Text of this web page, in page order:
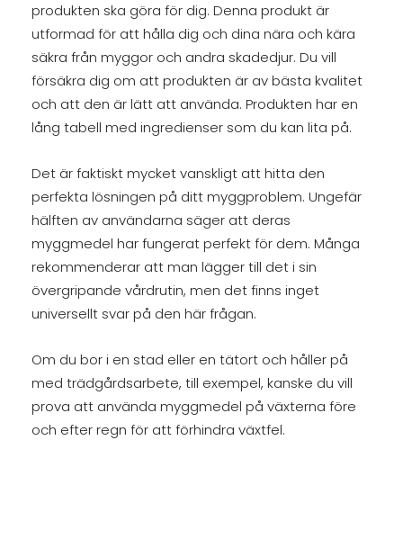
produkten ska göra för dig. Denna produkt är
utformad för att hålla dig och dina nära och kära
säkra från myggor och andra skadedjur. Du vill
försäkra dig om att produkten är av bästa kvalitet
och att den är lätt att använda. Produkten har en
lång tabell med ingredienser som du kan lita på.
Det är faktiskt mycket vanskligt att hitta den
perfekta lösningen på ditt myggproblem. Ungefär
hälften av användarna säger att deras
myggmedel har fungerat perfekt för dem. Många
rekommenderar att man lägger till det i sin
övergripande vårdrutin, men det finns inget
universellt svar på den här frågan.
Om du bor i en stad eller en tätort och håller på
med trädgårdsarbete, till exempel, kanske du vill
prova att använda myggmedel på växterna före
och efter regn för att förhindra växtfel.